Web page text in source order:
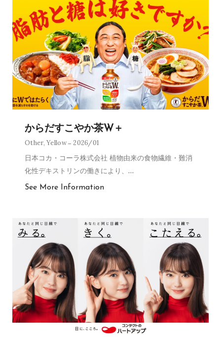
からだすこやか茶W＋
Other,Yellow 2026/01
日本コカ・コーラ株式会社 植物由来の食物繊維・難消
化性デキストリンの働きにより、 …
See More Information